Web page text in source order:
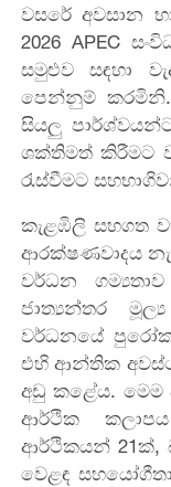
වසරේ අවසාන
2026 APEC
සමුළුව සඳහා
පෙන්නුම් කරමිනි.
සියලු
ශක්තිමත් කිරීමට
රැස්වීමට
කැළඹිලි සහගත
ආරක්ෂණවාදය
වර්ධන
ජාත්‍යන්තර
වර්ධනයේ
එහි ආන්තික
අඩු කළේය. මෙම
ආර්ථික
ආර්ථිකයන් 21ක්,
වෙළඳ